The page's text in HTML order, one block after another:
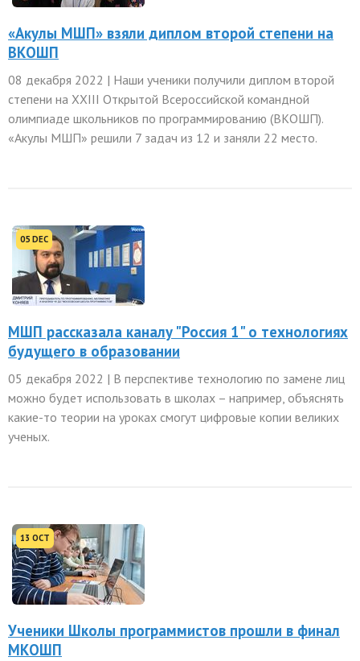
«Акулы МШП» взяли диплом второй степени на
ВКОШП
08 декабря 2022 | Наши ученики получили диплом второй
степени на XXIII Открытой Всероссийской командной
олимпиаде школьников по программированию (ВКОШП).
«Акулы МШП» решили 7 задач из 12 и заняли 22 место.
05 DEC
МШП рассказала каналу "Россия 1" о технологиях
будущего в образовании
05 декабря 2022 | В перспективе технологию по замене лиц
можно будет использовать в школах – например, объяснять
какие-то теории на уроках смогут цифровые копии великих
ученых.
13 OCT
Ученики Школы программистов прошли в финал
МКОШП